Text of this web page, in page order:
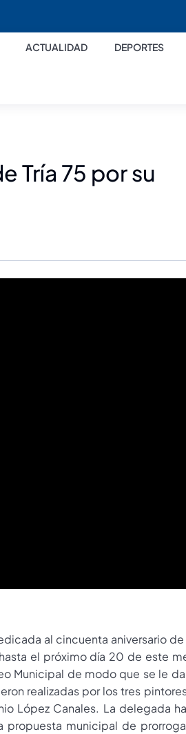
ACTUALIDAD DEPORTES
Tría 75 por su
al cincuenta aniversario
el próximo día 20 de este
Municipal de modo que se le
realizadas por los tres
López Canales. La delegada
municipal de